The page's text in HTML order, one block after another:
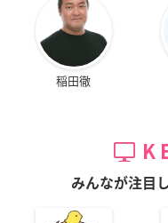
稲田徹
みんなが注目